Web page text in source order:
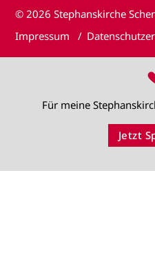
© 2026 Stephanskirche
Impressum
Für meine
Jetzt